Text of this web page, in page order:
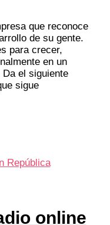
que reconoce
de su gente.
para crecer,
en un
el siguiente
sigue
online